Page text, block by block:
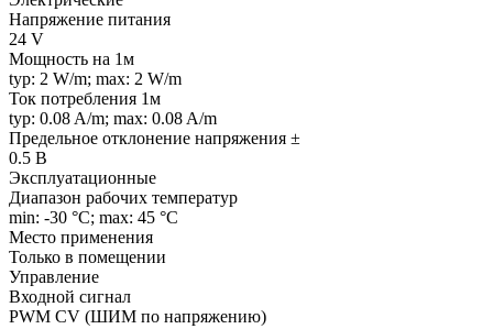
Напряжение питания
24 V
Мощность на 1м
typ: 2 W/m; max: 2 W/m
Ток потребления 1м
typ: 0.08 A/m; max: 0.08 A/m
Предельное отклонение напряжения ±
0.5 В
Эксплуатационные
Диапазон рабочих температур
min: -30 °C; max: 45 °C
Место применения
Только в помещении
Управление
Входной сигнал
PWM СV (ШИМ по напряжению)